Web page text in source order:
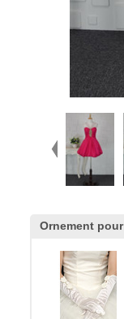
Ornement